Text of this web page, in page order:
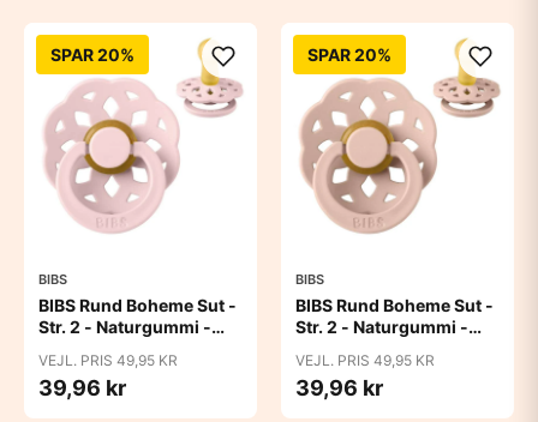
SPAR 20%
BIBS
BIBS Rund Boheme Sut -
Str. 2 - Naturgummi -
VEJL. PRIS 49,95 KR
39,96 kr
SPAR 20%
BIBS
BIBS Rund Boheme Sut -
Str. 2 - Naturgummi -
VEJL. PRIS 49,95 KR
39,96 kr